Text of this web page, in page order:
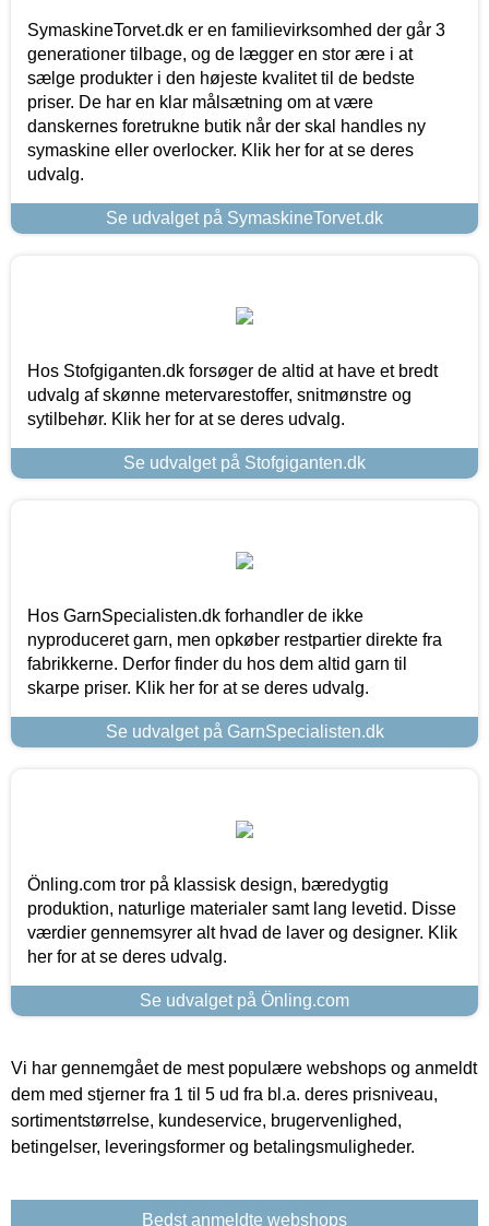
SymaskineTorvet.dk er en familievirksomhed der går 3
generationer tilbage, og de lægger en stor ære i at
sælge produkter i den højeste kvalitet til de bedste
priser. De har en klar målsætning om at være
danskernes foretrukne butik når der skal handles ny
symaskine eller overlocker. Klik her for at se deres
udvalg.
Se udvalget på SymaskineTorvet.dk
Hos Stofgiganten.dk forsøger de altid at have et bredt
udvalg af skønne metervarestoffer, snitmønstre og
sytilbehør. Klik her for at se deres udvalg.
Se udvalget på Stofgiganten.dk
Hos GarnSpecialisten.dk forhandler de ikke
nyproduceret garn, men opkøber restpartier direkte fra
fabrikkerne. Derfor finder du hos dem altid garn til
skarpe priser. Klik her for at se deres udvalg.
Se udvalget på GarnSpecialisten.dk
Önling.com tror på klassisk design, bæredygtig
produktion, naturlige materialer samt lang levetid. Disse
værdier gennemsyrer alt hvad de laver og designer. Klik
her for at se deres udvalg.
Se udvalget på Önling.com
Vi har gennemgået de mest populære webshops og anmeldt
dem med stjerner fra 1 til 5 ud fra bl.a. deres prisniveau,
sortimentstørrelse, kundeservice, brugervenlighed,
betingelser, leveringsformer og betalingsmuligheder.
Bedst anmeldte webshops